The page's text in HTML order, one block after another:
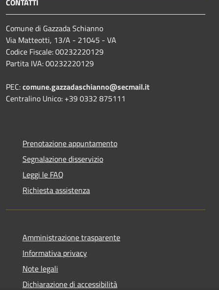
CONTATTI
Comune di Gazzada Schianno
Via Matteotti, 13/A - 21045 - VA
Codice Fiscale: 00232220129
Partita IVA: 00232220129
PEC:comune.gazzadaschianno@secmail.it
Centralino Unico: +39 0332 875111
Prenotazione appuntamento
Segnalazione disservizio
Leggi le FAQ
Richiesta assistenza
Amministrazione trasparente
Informativa privacy
Note legali
Dichiarazione di accessibilità